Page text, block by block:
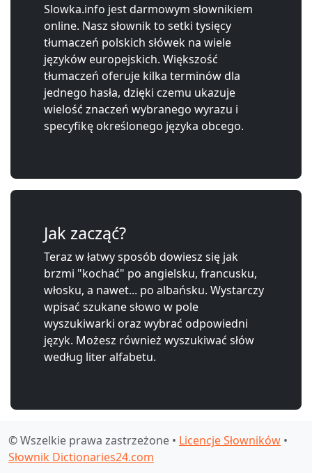
Slowka.info jest darmowym słownikiem
online. Nasz słownik to setki tysięcy
tłumaczeń polskich słówek na wiele
języków europejskich. Większość
tłumaczeń oferuje kilka terminów dla
jednego hasła, dzięki czemu ukazuje
wielość znaczeń wybranego wyrazu i
specyfikę określonego języka obcego.
Jak zacząć?
Teraz w łatwy sposób dowiesz się jak
brzmi "kochać" po angielsku, francusku,
włosku, a nawet... po albańsku. Wystarczy
wpisać szukane słowo w pole
wyszukiwarki oraz wybrać odpowiedni
język. Możesz również wyszukiwać słów
według liter alfabetu.
© Wszelkie prawa zastrzeżone • Licencje Słowników •
Słownik Dictionaries24.com